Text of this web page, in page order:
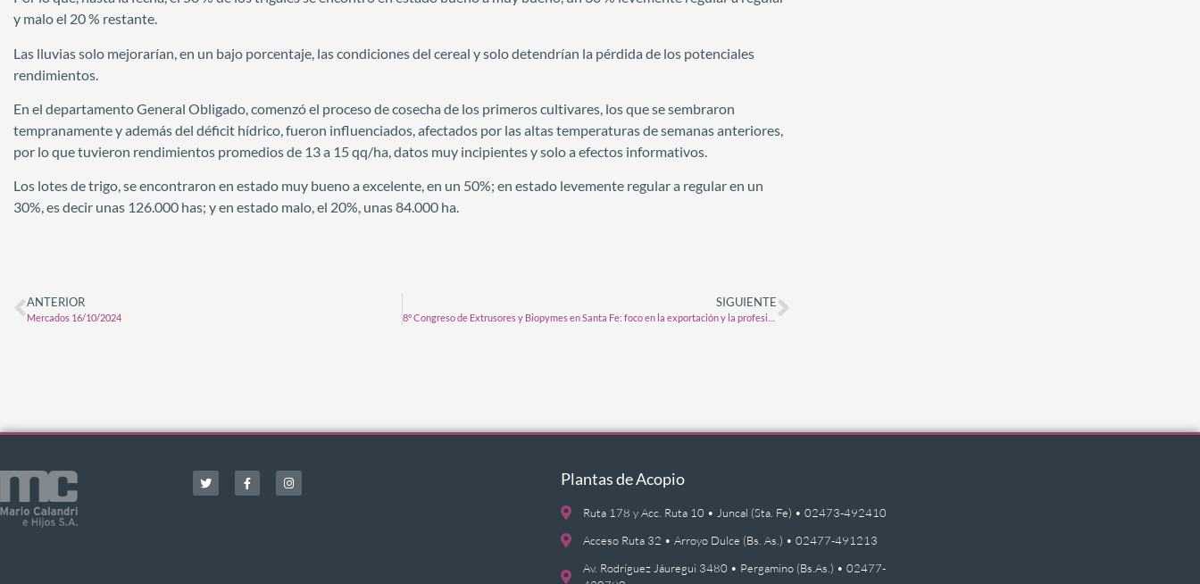
y malo el 20 % restante.
Las lluvias solo mejorarían, en un bajo porcentaje, las condiciones del cereal y solo detendrían la pérdida de los potenciales
rendimientos.
En el departamento General Obligado, comenzó el proceso de cosecha de los primeros cultivares, los que se sembraron
tempranamente y además del déficit hídrico, fueron influenciados, afectados por las altas temperaturas de semanas anteriores,
por lo que tuvieron rendimientos promedios de 13 a 15 qq/ha, datos muy incipientes y solo a efectos informativos.
Los lotes de trigo, se encontraron en estado muy bueno a excelente, en un 50%; en estado levemente regular a regular en un
30%, es decir unas 126.000 has; y en estado malo, el 20%, unas 84.000 ha.
ANTERIOR
Mercados 16/10/2024
SIGUIENTE
Plantas de Acopio
Ruta 178 y Acc. Ruta 10 • Juncal (Sta. Fe) • 02473-492410
Acceso Ruta 32 • Arroyo Dulce (Bs. As.) • 02477-491213
Av. Rodríguez Jáuregui 3480 • Pergamino (Bs.As.) • 02477-